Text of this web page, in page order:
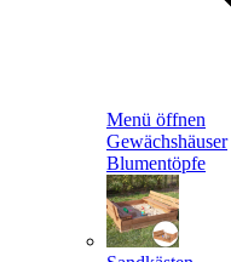
Menü öffnen
Gewächshäuser
Blumentöpfe